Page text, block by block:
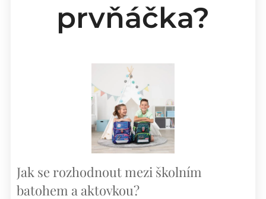
prvňáčka?
Jak se rozhodnout mezi školním
batohem a aktovkou?